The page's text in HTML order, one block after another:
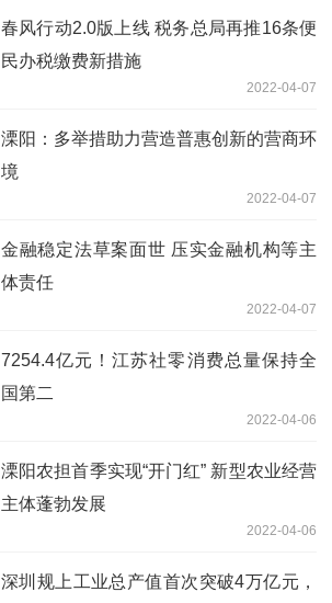
春风行动2.0版上线 税务总局再推16条便
民办税缴费新措施
2022-04-07
溧阳：多举措助力营造普惠创新的营商环
境
2022-04-07
金融稳定法草案面世 压实金融机构等主
体责任
2022-04-07
7254.4亿元！江苏社零消费总量保持全
国第二
2022-04-06
溧阳农担首季实现“开门红” 新型农业经营
主体蓬勃发展
2022-04-06
深圳规上工业总产值首次突破4万亿元，